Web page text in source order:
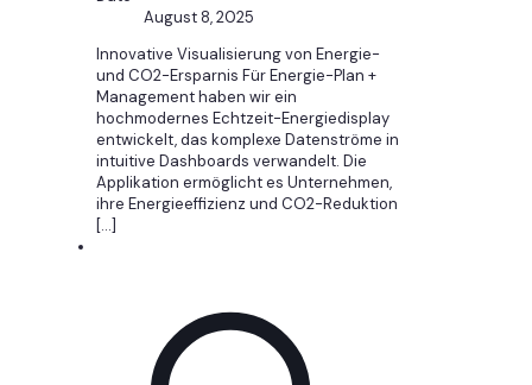
August 8, 2025
Innovative Visualisierung von Energie-
und CO2-Ersparnis Für Energie-Plan +
Management haben wir ein
hochmodernes Echtzeit-Energiedisplay
entwickelt, das komplexe Datenströme in
intuitive Dashboards verwandelt. Die
Applikation ermöglicht es Unternehmen,
ihre Energieeffizienz und CO2-Reduktion
[…]